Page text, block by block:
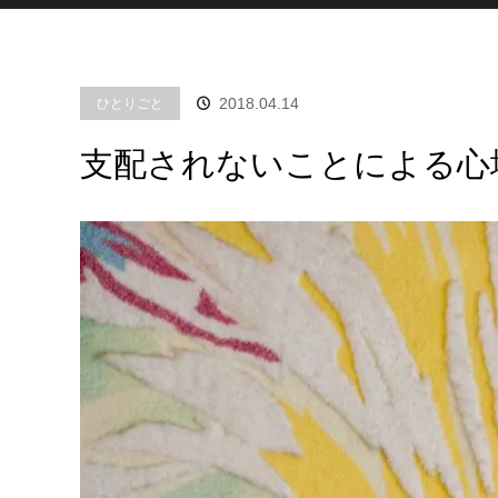
ひとりごと 2018.04.14
支配されないことによる